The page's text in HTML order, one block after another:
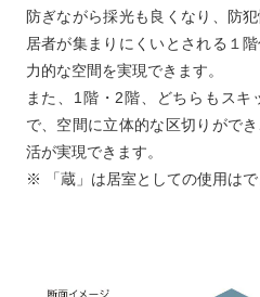
防ぎながら採光も良くなり、防
居者が集まりにくいとされる１
力的な空間を実現できます。
また、1階・2階、どちらもスキ
で、空間に立体的な区切りがで
活が実現できます。
※ 「蔵」は居室としての使用はで